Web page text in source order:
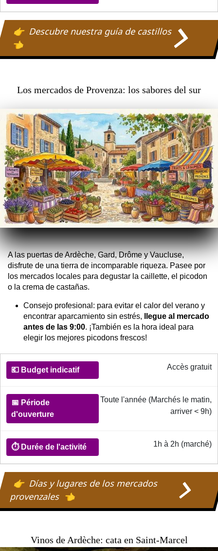
Durée
l'activité
Descubre nuestra guía de castillos
Los mercados de Provenza: los sabores del sur
A las puertas de Ardèche, Gard, Drôme y Vaucluse,
disfrute de una tierra de incomparable riqueza. Pasee por
los mercados locales para degustar la caillette, el picodon
o la crema de castañas.
Consejo profesional: para evitar el calor del verano y
encontrar aparcamiento sin estrés,
llegue al mercado
antes de las 9:00. ¡También es la hora ideal para
elegir los mejores picodons frescos!
Informations pratiques pour les marchés de Provence
💶
indicatif
Période
d'ouverture
Durée
de
Accès gratuit
Toute l'année (Marchés le matin,
arriver < 9h)
1h à 2h (marché)
Días y lugares de los mercados
provenzales
Vinos de Ardèche: cata en Saint-Marcel